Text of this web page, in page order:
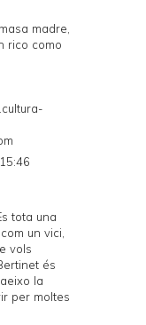
madre,
rico como
tota una
un vici,
vols
és
la
per moltes